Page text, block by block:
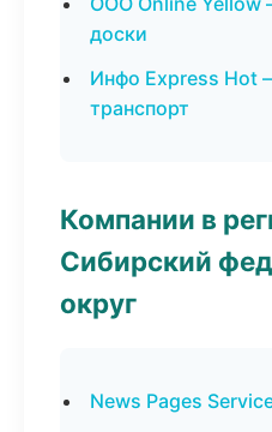
доски
Инфо Express Hot
транспорт
Компании в
Сибирский
округ
News Pages